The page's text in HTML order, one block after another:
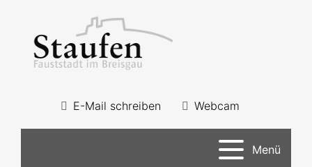
E-Mail schreiben Webcam
Menü